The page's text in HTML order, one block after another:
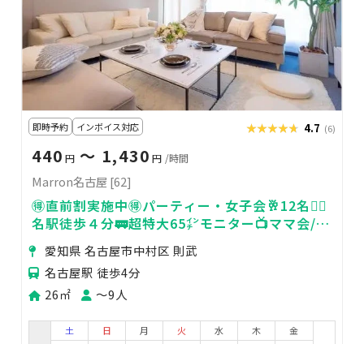
即時予約 インボイス対応 ★★★★★
★★★★★ 4.7 (6)
440 円 〜 1,430 円 /時間
Marron名古屋 [62]
🉐直前割実施中🉐パーティー・女子会🥂12名🙆‍♀️
名駅徒歩４分🚃超特大65㌅モニター📺ママ会/鑑
賞会/marron✨
愛知県 名古屋市中村区 則武
名古屋駅 徒歩4分
26㎡
〜9人
土
日
月
火
水
木
金